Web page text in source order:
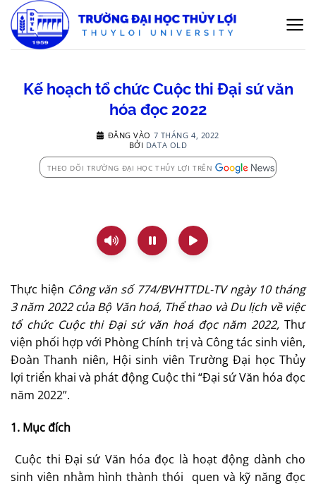
qua
nội
Kế hoạch tổ chức Cuộc thi Đại sứ văn
hóa đọc 2022
ĐĂNG VÀO 7 THÁNG 4, 2022
BỞI DATA OLD
THEO DÕI TRƯỜNG ĐẠI HỌC THỦY LỢI TRÊN
Thực hiện Công văn số 774/BVHTTDL-TV ngày 10 tháng
3 năm 2022 của Bộ Văn hoá, Thể thao và Du lịch về việc
tổ chức Cuộc thi Đại sứ văn hoá đọc năm 2022, Thư
viện phối hợp với Phòng Chính trị và Công tác sinh viên,
Đoàn Thanh niên, Hội sinh viên Trường Đại học Thủy
lợi triển khai và phát động Cuộc thi “Đại sứ Văn hóa đọc
năm 2022”.
1. Mục đích
Cuộc thi Đại sứ Văn hóa đọc là hoạt động dành cho
sinh viên nhằm hình thành thói quen và kỹ năng đọc